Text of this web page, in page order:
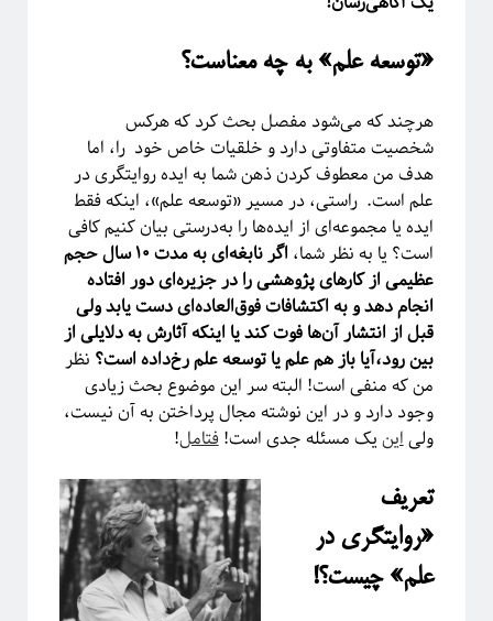
دسته‌ها
آموزشی
اخبار
اختر فیزیک
اسرار کوانتومی
اهداف سیتپور
برنامه‌نویسی و کار با داده
تاریخ علم
تصاویر
جامعه علمی
خرافات
درباره دانشمندان
دوره دکتری
رادیوفیزیک
ریاضی
زندگی علمی
سخن اندیشمندان
«توسعه علم» به چه معناست؟
هرچند که می‌شود مفصل بحث کرد که هرکس
شخصیت متفاوتی دارد و خلقیات خاص خود را، اما
هدف من معطوف کردن ذهن شما به ایده روایتگری در
علم است. راستی، در مسیر «توسعه علم»، اینکه فقط
ایده یا مجموعه‌ای از ایده‌ها را به‌درستی بیان کنیم کافی
است؟ یا به نظر شما،
اگر نابغه‌ای به مدت ۱۰ سال حجم
عظیمی از کارهای پژوهشی را در جزیره‌ای دور افتاده
انجام دهد و به اکتشافات فوق‌العاده‌ای دست یابد ولی
قبل از انتشار آن‌ها فوت کند یا اینکه آثارش به دلایلی از
بین رود،آیا باز هم علم یا توسعه علم رخ‌داده است؟ نظر
من که منفی است! البته سر این موضوع بحث زیادی
وجود دارد و در این نوشته مجال پرداختن به آن نیست،
ولیاینیک مسئله جدی است!فتامل!
تعریف
«روایتگری در
علم» چیست؟!